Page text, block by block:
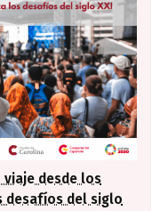
viaje desde los
desafíos del siglo